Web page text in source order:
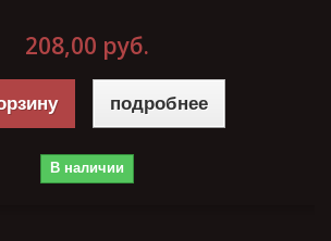
208,00 руб.
подробнее
В наличии